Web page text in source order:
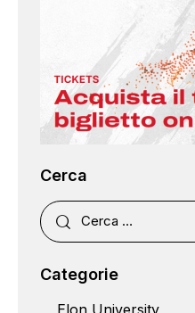
Cerca
Categorie